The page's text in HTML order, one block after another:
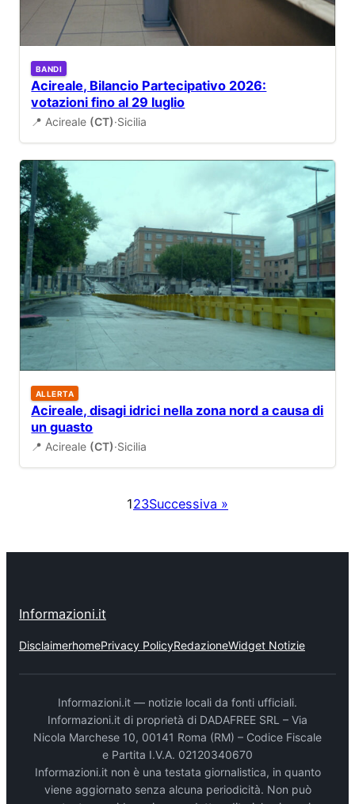
BANDI
Acireale, Bilancio Partecipativo 2026:
votazioni fino al 29 luglio
📍 Acireale (CT)·Sicilia
ALLERTA
Acireale, disagi idrici nella zona nord a causa di
un guasto
📍 Acireale (CT)·Sicilia
123Successiva »
Informazioni.it
DisclaimerhomePrivacy PolicyRedazioneWidget Notizie
Informazioni.it — notizie locali da fonti ufficiali.
Informazioni.it di proprietà di DADAFREE SRL – Via
Nicola Marchese 10, 00141 Roma (RM) – Codice Fiscale
e Partita I.V.A. 02120340670
Informazioni.it non è una testata giornalistica, in quanto
viene aggiornato senza alcuna periodicità. Non può